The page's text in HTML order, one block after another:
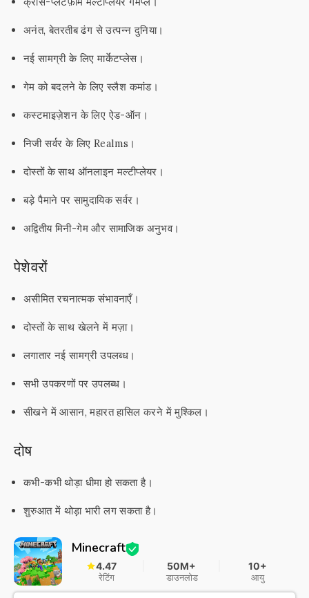
अनंत, बेतरतीब ढंग से उत्पन्न दुनिया।
नई सामग्री के लिए मार्केटप्लेस।
गेम को बदलने के लिए स्लैश कमांड।
कस्टमाइज़ेशन के लिए ऐड-ऑन।
निजी सर्वर के लिए Realms।
दोस्तों के साथ ऑनलाइन मल्टीप्लेयर।
बड़े पैमाने पर सामुदायिक सर्वर।
अद्वितीय मिनी-गेम और सामाजिक अनुभव।
पेशेवरों
असीमित रचनात्मक संभावनाएँ।
दोस्तों के साथ खेलने में मज़ा।
लगातार नई सामग्री उपलब्ध।
सभी उपकरणों पर उपलब्ध।
सीखने में आसान, महारत हासिल करने में मुश्किल।
दोष
कभी-कभी थोड़ा धीमा हो सकता है।
शुरुआत में थोड़ा भारी लग सकता है।
Minecraft
4.47
रेटिंग
50M+
डाउनलोड
10+
आयु